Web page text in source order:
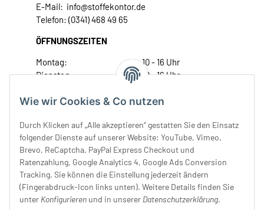
Wie wir Cookies & Co nutzen
Durch Klicken auf „Alle akzeptieren“ gestatten Sie den Einsatz
folgender Dienste auf unserer Website: YouTube, Vimeo,
Brevo, ReCaptcha, PayPal Express Checkout und
Ratenzahlung, Google Analytics 4, Google Ads Conversion
Tracking. Sie können die Einstellung jederzeit ändern
(Fingerabdruck-Icon links unten). Weitere Details finden Sie
unter Konfigurieren und in unserer Datenschutzerklärung.
E-Mail: info@stoffekontor.de
Telefon: (0341) 468 49 65
ÖFFNUNGSZEITEN
Montag:
10 - 16 Uhr
Dienstag:
10 - 16 Uhr
Donnerstag:
10 - 18 Uhr
Samstag:
10 - 14 Uhr
Unser Service
Rechtliches